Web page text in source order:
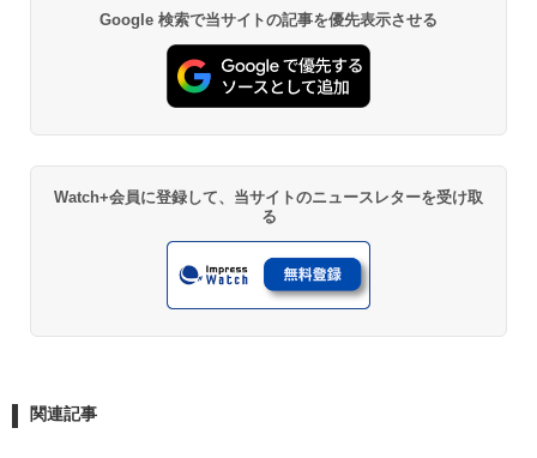
Google 検索で当サイトの記事を優先表示させる
Watch+会員に登録して、当サイトのニュースレターを受け取
る
関連記事